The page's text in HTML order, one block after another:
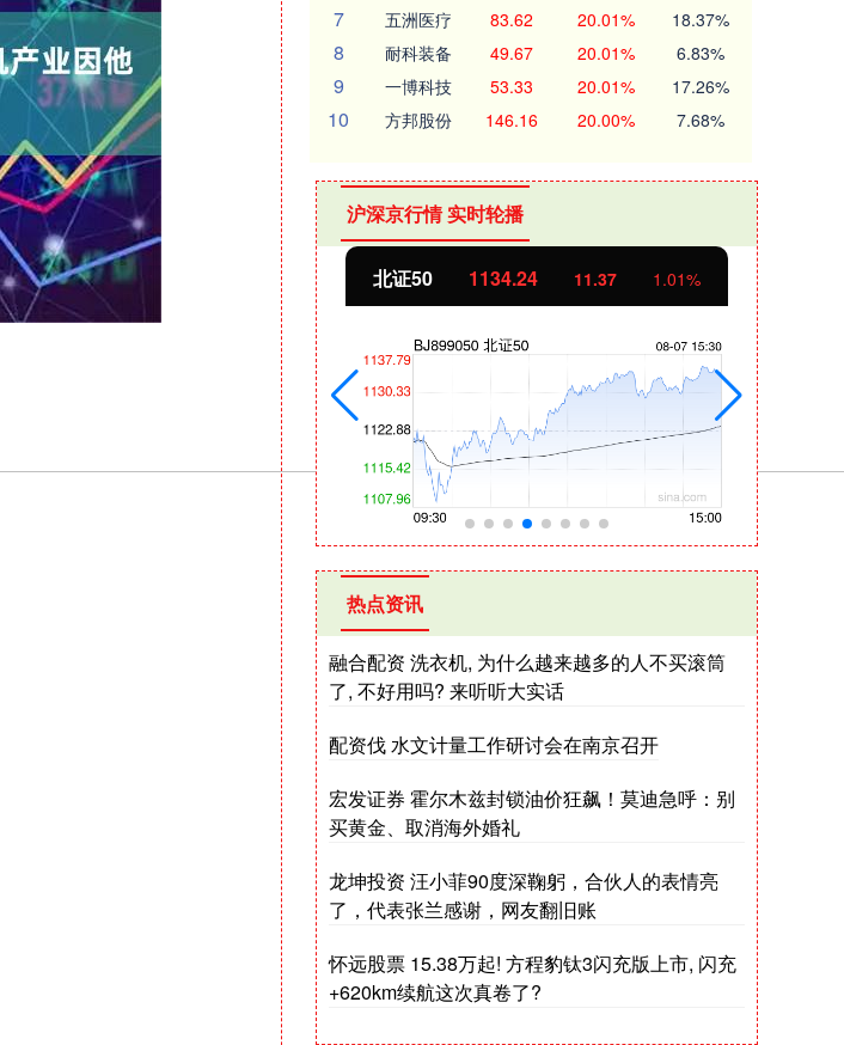
7 五洲医疗 83.62 20.01% 18.37%
8 耐科装备 49.67 20.01% 6.83%
9 一博科技 53.33 20.01% 17.26%
10 方邦股份 146.16 20.00% 7.68%
沪深京行情 实时轮播
4694.44 北证50 1134.24 11.37 1.01%
热点资讯
融合配资 洗衣机, 为什么越来越多的人不买滚筒
了, 不好用吗? 来听听大实话
配资伐 水文计量工作研讨会在南京召开
宏发证券 霍尔木兹封锁油价狂飙！莫迪急呼：别
买黄金、取消海外婚礼
龙坤投资 汪小菲90度深鞠躬，合伙人的表情亮
了，代表张兰感谢，网友翻旧账
怀远股票 15.38万起! 方程豹钛3闪充版上市, 闪充
+620km续航这次真卷了?